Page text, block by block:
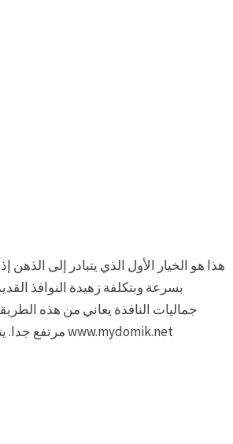
هذا هو الخيار الأول الذي يتبادر إلى
بسرعة وبتكلفة زهيدة النوافذ
جماليات النافذة يعاني من هذه
مرتفع جدا. يتم إعداد المواد لموقع www.mydomik.net